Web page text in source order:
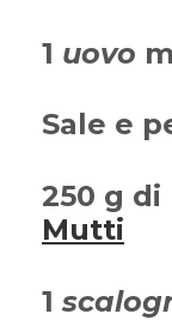
1 uovo
Sale e
250 g
Mutti
1